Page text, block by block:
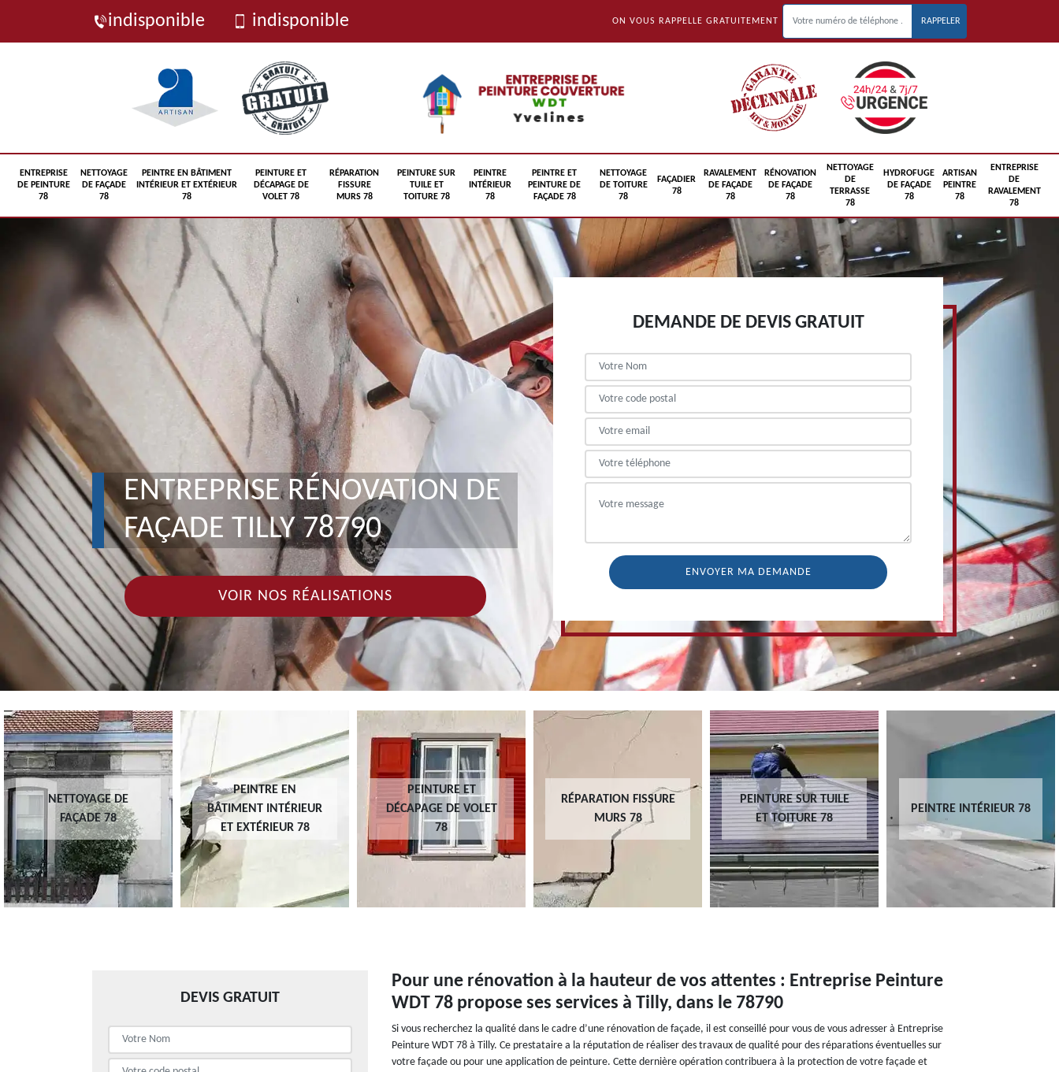
indisponible indisponible ON VOUS RAPPELLE GRATUITEMENT
ENTREPRISE
DE PEINTURE
78
NETTOYAGE
DE FAÇADE
78
PEINTRE EN BÂTIMENT
INTÉRIEUR ET EXTÉRIEUR
78
PEINTURE ET
DÉCAPAGE DE
VOLET 78
RÉPARATION
FISSURE
MURS 78
PEINTURE SUR
TUILE ET
TOITURE 78
PEINTRE
INTÉRIEUR
78
PEINTRE ET
PEINTURE DE
FAÇADE 78
NETTOYAGE
DE TOITURE
78
FAÇADIER
78
RAVALEMENT
DE FAÇADE
78
RÉNOVATION
DE FAÇADE
78
NETTOYAGE
DE
TERRASSE
78
HYDROFUGE
DE FAÇADE
78
ARTISAN
PEINTRE
78
ENTREPRISE
DE
RAVALEMENT
78
ENTREPRISE RÉNOVATION DE
FAÇADE TILLY 78790
VOIR NOS RÉALISATIONS
DEMANDE DE DEVIS GRATUIT
NETTOYAGE DE
FAÇADE 78
PEINTRE EN
BÂTIMENT INTÉRIEUR
ET EXTÉRIEUR 78
PEINTURE ET
DÉCAPAGE DE VOLET
78
RÉPARATION FISSURE
MURS 78
PEINTURE SUR TUILE
ET TOITURE 78
PEINTRE INTÉRIEUR 78
DEVIS GRATUIT
Pour une rénovation à la hauteur de vos attentes : Entreprise Peinture
WDT 78 propose ses services à Tilly, dans le 78790
Si vous recherchez la qualité dans le cadre d’une rénovation de façade, il est conseillé pour vous de vous adresser à Entreprise
Peinture WDT 78 à Tilly. Ce prestataire a la réputation de réaliser des travaux de qualité pour des réparations éventuelles sur
votre façade ou pour une application de peinture. Cette dernière opération contribuera à la protection de votre façade et